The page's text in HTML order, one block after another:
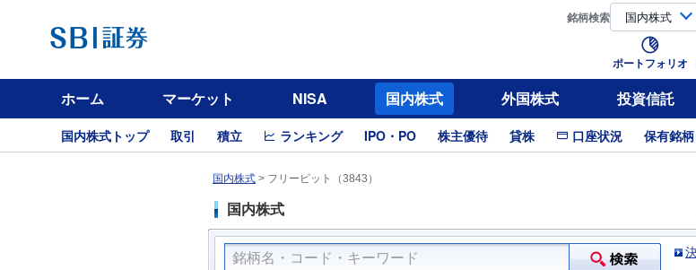
銘柄検索
ポートフォリオ
ホーム マーケット NISA 国内株式 外国株式 投資信託
国内株式トップ 取引 積立 ランキング IPO・PO 株主優待 貸株 口座状況 保有銘柄
国内株式 > フリービット（3843）
国内株式